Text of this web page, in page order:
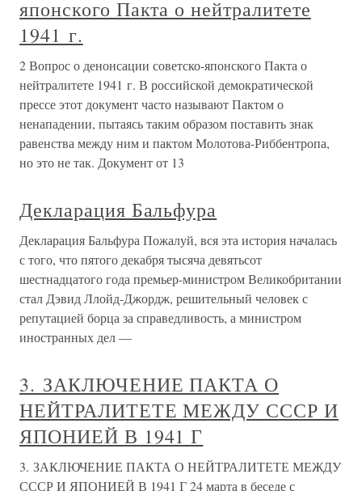
японского Пакта о нейтралитете
1941 г.
2 Вопрос о денонсации советско-японского Пакта о
нейтралитете 1941 г. В российской демократической
прессе этот документ часто называют Пактом о
ненападении, пытаясь таким образом поставить знак
равенства между ним и пактом Молотова-Риббентропа,
но это не так. Документ от 13
Декларация Бальфура
Декларация Бальфура Пожалуй, вся эта история началась
с того, что пятого декабря тысяча девятьсот
шестнадцатого года премьер-министром Великобритании
стал Дэвид Ллойд-Джордж, решительный человек с
репутацией борца за справедливость, а министром
иностранных дел —
3. ЗАКЛЮЧЕНИЕ ПАКТА О
НЕЙТРАЛИТЕТЕ МЕЖДУ СССР И
ЯПОНИЕЙ В 1941 Г
3. ЗАКЛЮЧЕНИЕ ПАКТА О НЕЙТРАЛИТЕТЕ МЕЖДУ
СССР И ЯПОНИЕЙ В 1941 Г 24 марта в беседе с